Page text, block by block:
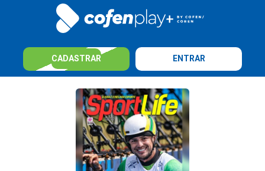
CADASTRAR ENTRAR